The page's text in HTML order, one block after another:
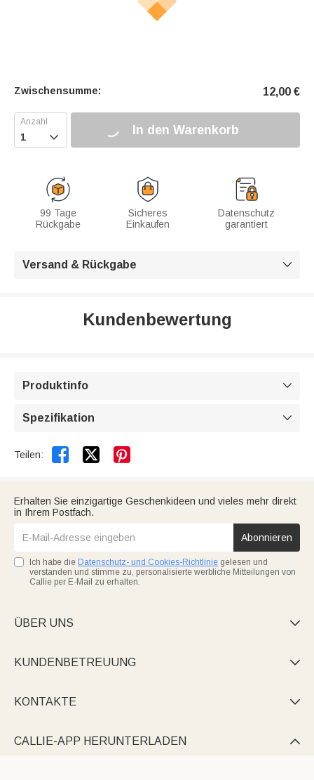
Zwischensumme: 12,00 €
 In den Warenkorb
99 Tage
Rückgabe
Sicheres
Einkaufen
Datenschutz
garantiert
Versand & Rückgabe 
Kundenbewertung
Produktinfo 
Spezifikation 
Teilen:  
Erhalten Sie einzigartige Geschenkideen und vieles mehr direkt
in Ihrem Postfach.
Abonnieren
Ich habe die Datenschutz- und Cookies-Richtlinie gelesen und
verstanden und stimme zu, personalisierte werbliche Mitteilungen von
Callie per E-Mail zu erhalten.
ÜBER UNS 
KUNDENBETREUUNG 
KONTAKTE 
CALLIE-APP HERUNTERLADEN 